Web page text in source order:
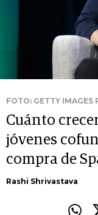
FOTO: GETTY IMAGES
Cuánto
jóvenes
compra de
Rashi Shrivastava